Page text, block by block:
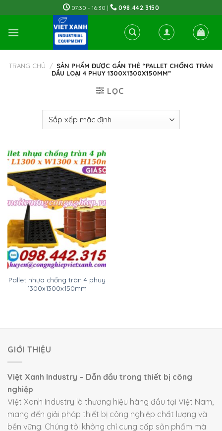
to
content
07:30 - 16:30 | 098.442.3150
TRANG CHỦ / SẢN PHẨM ĐƯỢC GẮN THẺ “PALLET CHỐNG TRÀN
DẦU LOẠI 4 PHUY 1300X1300X150MM”
LỌC
Pallet nhựa chống tràn 4 phuy
1300x1300x150mm
GIỚI THIỆU
Việt Xanh Industry – Dẫn đầu trong thiết bị công
nghiệp
Việt Xanh Industry là thương hiệu hàng đầu tại Việt Nam,
mang đến giải pháp thiết bị công nghiệp chất lượng và
bền vững. Chúng tôi không chỉ cung cấp sản phẩm mà